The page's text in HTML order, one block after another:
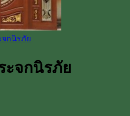
จกนิรภัย
ะจกนิรภัย